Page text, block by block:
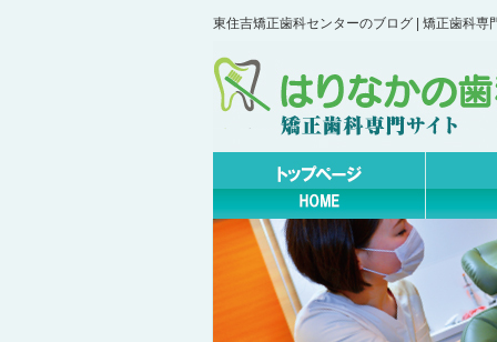
東住吉矯正歯科センターのブログ | 矯正歯科専